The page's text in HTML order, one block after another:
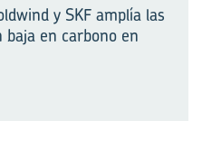
y SKF amplía las
en carbono en